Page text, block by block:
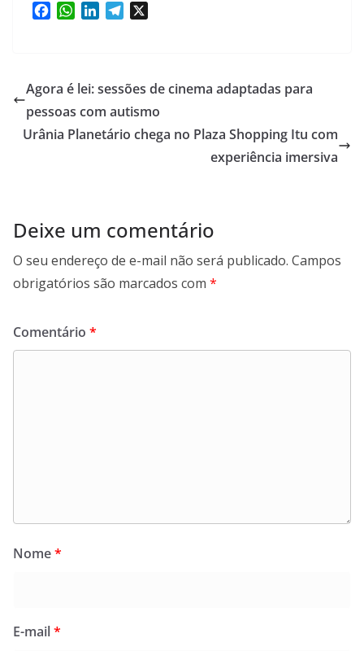
b
o
o
k
W
s
A
p
p
e
d
I
n
g
r
a
m
Agora é lei: sessões de cinema adaptadas para
pessoas com autismo
Urânia Planetário chega no Plaza Shopping Itu com
experiência imersiva
Deixe um comentário
O seu endereço de e-mail não será publicado. Campos
obrigatórios são marcados com *
Comentário *
Nome*
E-mail*